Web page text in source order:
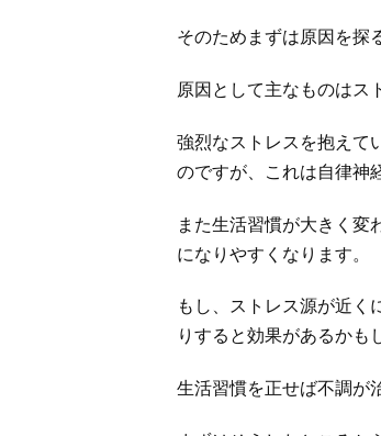
そのためまずは原因を探
原因として主なものはス
強烈なストレスを抱えて
のですが、これは自律神
また生活習慣が大きく変
になりやすくなります。
もし、ストレス源が近く
りすると効果があるかも
生活習慣を正せば不調が